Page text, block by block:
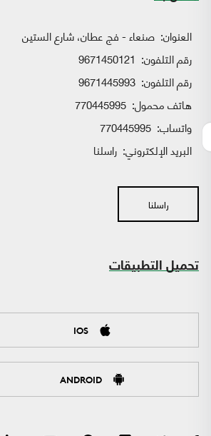
العنوان: صنعاء - فج عطان، شارع الستين
رقم التلفون: 9671450121
رقم التلفون: 9671445993
هاتف محمول: 770445995
واتساب:
البريد الإلكتروني: راسلنا
راسلنا
تحميل التطبيقات
IOS
ANDROID